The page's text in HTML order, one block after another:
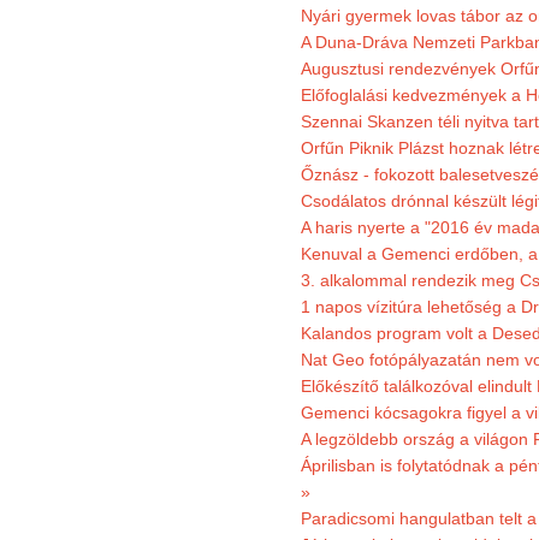
Nyári gyermek lovas tábor az
A Duna-Dráva Nemzeti
Augusztusi rendezvények
Előfoglalási kedvezmények a
Szennai Skanzen téli nyitva
Orfűn Piknik Plázst hoznak
Őznász - fokozott
Csodálatos drónnal készült
A haris nyerte a "2016 év
Kenuval a Gemenci erdőben,
3. alkalommal rendezik meg
1 napos vízitúra lehetőség a
Kalandos program volt a
Nat Geo fotópályazatán nem
Előkészítő találkozóval
Gemenci kócsagokra figyel a
A legzöldebb ország a világon
Áprilisban is folytatódnak a
»
Paradicsomi hangulatban telt